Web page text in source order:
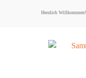
Herzlich Willkommen!